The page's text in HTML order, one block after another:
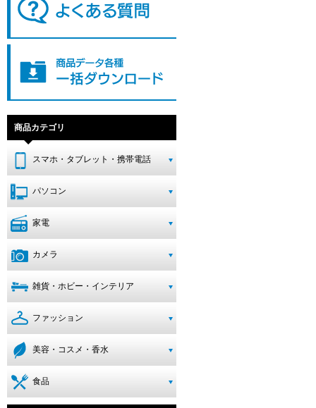
商品カテゴリ
スマホ・タブレット・携帯電話
パソコン
家電
カメラ
雑貨・ホビー・インテリア
ファッション
美容・コスメ・香水
食品